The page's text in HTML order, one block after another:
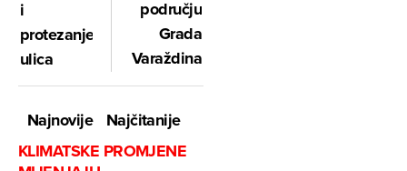
i
protezanje
ulica
području
Grada
Varaždina
Najnovije
Najčitanije
KLIMATSKE PROMJENE